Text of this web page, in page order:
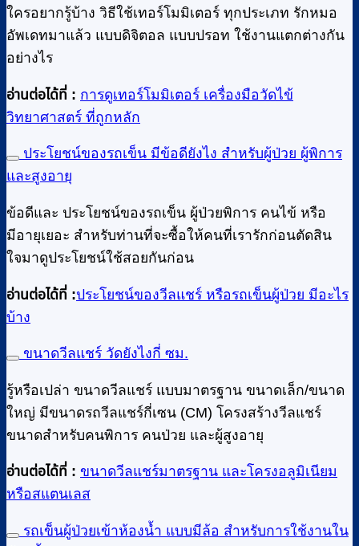
ใครอยากรู้บ้าง วิธีใช้เทอร์โมมิเตอร์ ทุกประเภท รักหมอ
อัพเดทมาแล้ว แบบดิจิตอล แบบปรอท ใช้งานแตกต่างกัน
อย่างไร
อ่านต่อได้ที่ : การดูเทอร์โมมิเตอร์ เครื่องมือวัดไข้
วิทยาศาสตร์ ที่ถูกหลัก
ประโยชน์ของรถเข็น มีข้อดียังไง สำหรับผู้ป่วย ผู้พิการ
และสูงอายุ
ข้อดีและ ประโยชน์ของรถเข็น ผู้ป่วยพิการ คนไข้ หรือ
มีอายุเยอะ สำหรับท่านที่จะซื้อให้คนที่เรารักก่อนตัดสิน
ใจมาดูประโยชน์ใช้สอยกันก่อน
อ่านต่อได้ที่ :ประโยชน์ของวีลแชร์ หรือรถเข็นผู้ป่วย มีอะไร
บ้าง
ขนาดวีลแชร์ วัดยังไงกี่ ซม.
รู้หรือเปล่า ขนาดวีลแชร์ แบบมาตรฐาน ขนาดเล็ก/ขนาด
ใหญ่ มีขนาดรถวีลแชร์กี่เซน (CM) โครงสร้างวีลแชร์
ขนาดสำหรับคนพิการ คนป่วย และผู้สูงอายุ
อ่านต่อได้ที่ : ขนาดวีลแชร์มาตรฐาน และโครงอลูมิเนียม
หรือสแตนเลส
รถเข็นผู้ป่วยเข้าห้องน้ำ แบบมีล้อ สำหรับการใช้งานใน